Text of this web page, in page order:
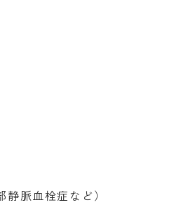
脈血栓症など）